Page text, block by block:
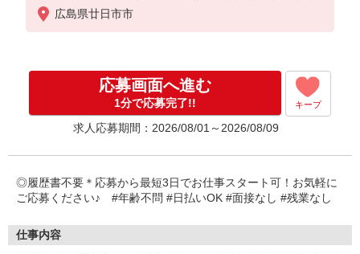
全支給(ガソリン代含む)＞
広島県廿日市市
応募画面へ進む
1分で応募完了!! キープ
求人応募期間：2026/08/01～2026/08/09
◎履歴書不要＊応募から最短3日でお仕事スタート可！お気軽に
ご応募ください♪ #年齢不問 #日払いOK #面接なし #残業なし
仕事内容